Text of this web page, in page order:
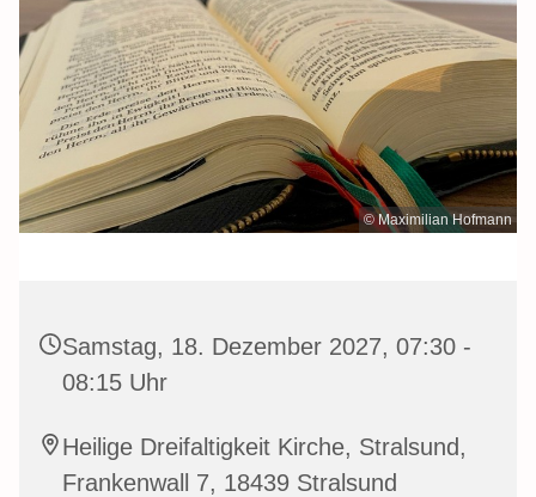
© Maximilian Hofmann
Samstag, 18. Dezember 2027, 07:30 -
08:15 Uhr
Heilige Dreifaltigkeit Kirche, Stralsund,
Frankenwall 7, 18439 Stralsund